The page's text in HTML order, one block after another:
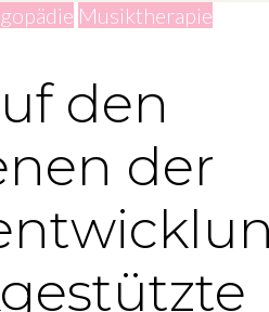
Musiktherapie
den
der